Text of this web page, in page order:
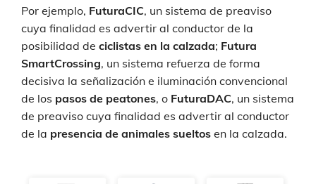
Por ejemplo, FuturaCIC, un sistema de preaviso
cuya finalidad es advertir al conductor de la
posibilidad de ciclistas en la calzada; Futura
SmartCrossing, un sistema refuerza de forma
decisiva la señalización e iluminación convencional
de los pasos de peatones, o FuturaDAC, un sistema
de preaviso cuya finalidad es advertir al conductor
de la presencia de animales sueltos en la calzada.